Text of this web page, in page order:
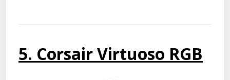
5. Corsair Virtuoso RGB